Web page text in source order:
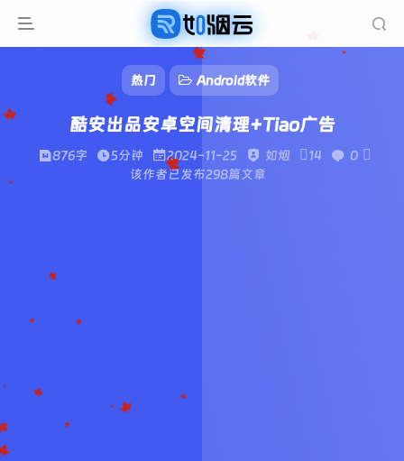
热门 Android软件
酷安出品安卓空间清理+Tiao广告
876字 5分钟 2024-11-25 如烟 14
0
该作者已发布298篇文章